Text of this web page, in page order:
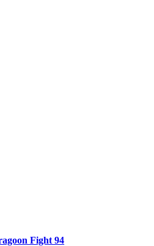
Fight 94